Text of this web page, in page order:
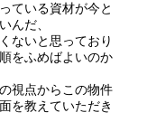
ている資材が今と
んだ、
ないと思っており
をふめばよいのか
視点からこの物件
を教えていただき